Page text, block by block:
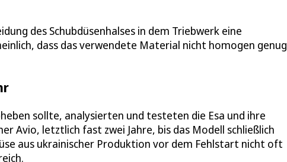
des Schubdüsenhalses in dem Triebwerk eine
dass das verwendete Material nicht homogen genug
sollte, analysierten und testeten die Esa und ihre
Avio, letztlich fast zwei Jahre, bis das Modell schließlich
aus ukrainischer Produktion vor dem Fehlstart nicht oft